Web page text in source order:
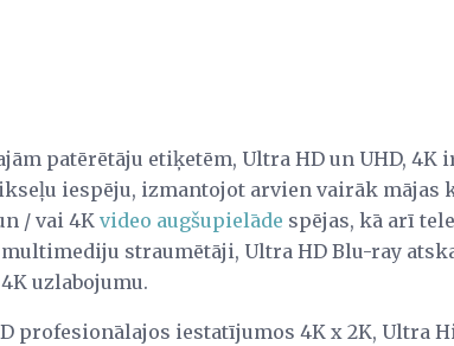
patērētāju etiķetēm, Ultra HD un UHD,
iespēju, izmantojot arvien vairāk
/ vai 4Kvideo augšupielāde spējas, kā arī
straumētāji, Ultra HD Blu-ray
uzlabojumu.
profesionālajos iestatījumos 4K x 2K, Ultra